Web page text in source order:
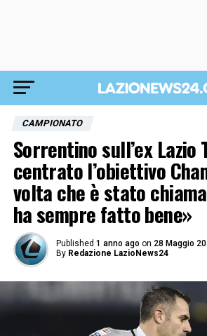
CAMPIONATO
Sorrentino sull’ex Lazio
centrato l’obiettivo
volta che è stato
ha sempre fatto bene»
Published 1 anno ago on 28 Maggio
By Redazione LazioNews24